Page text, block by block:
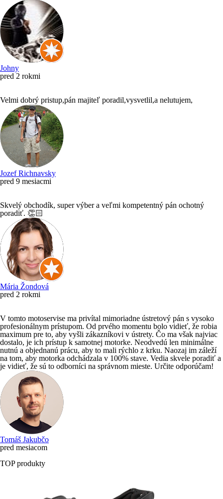
Johny
pred 2 rokmi
Velmi dobrý pristup,pán majiteľ poradil,vysvetlil,a nelutujem,
Jozef Richnavsky
pred 9 mesiacmi
Skvelý obchodík, super výber a veľmi kompetentný pán ochotný
poradiť. 👏🏻
Mária Žondová
pred 2 rokmi
V tomto motoservise ma privítal mimoriadne ústretový pán s vysoko
profesionálnym prístupom. Od prvého momentu bolo vidieť, že robia
maximum pre to, aby vyšli zákazníkovi v ústrety. Čo ma však najviac
dostalo, je ich prístup k samotnej motorke. Neodvedú len minimálne
nutnú a objednanú prácu, aby to mali rýchlo z krku. Naozaj im záleží
na tom, aby motorka odchádzala v 100% stave. Vedia skvele poradiť a
je vidieť, že sú to odborníci na správnom mieste. Určite odporúčam!
Tomáš Jakubčo
pred mesiacom
TOP produkty